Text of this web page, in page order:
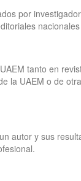
por
tanto en
la UAEM o de
autor y sus